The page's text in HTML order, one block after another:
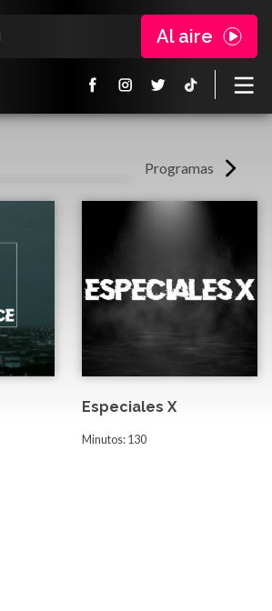
Al aire
Programas
Especiales X
Minutos: 130